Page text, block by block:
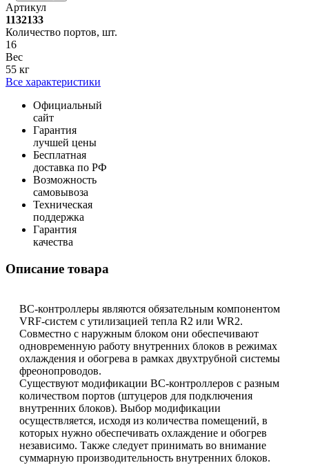
Артикул
1132133
Количество портов, шт.
16
Вес
55 кг
Все характеристики
Официальный
сайт
Гарантия
лучшей цены
Бесплатная
доставка по РФ
Возможность
самовывоза
Техническая
поддержка
Гарантия
качества
Описание товара
ВС-контроллеры являются обязательным компонентом
VRF-систем с утилизацией тепла R2 или WR2.
Совместно с наружным блоком они обеспечивают
одновременную работу внутренних блоков в режимах
охлаждения и обогрева в рамках двухтрубной системы
фреонопроводов.
Существуют модификации ВС-контроллеров с разным
количеством портов (штуцеров для подключения
внутренних блоков). Выбор модификации
осуществляется, исходя из количества помещений, в
которых нужно обеспечивать охлаждение и обогрев
независимо. Также следует принимать во внимание
суммарную производительность внутренних блоков.